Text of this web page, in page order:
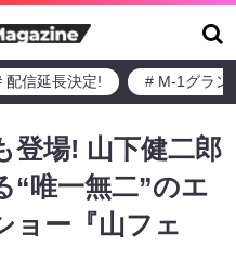
配信延長決定! # M-1グラン
登場! 山下健二郎
“唯一無二”のエ
ョー『山フェ